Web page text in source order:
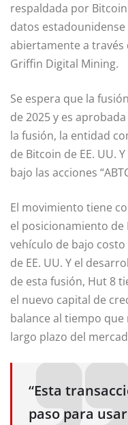
respaldada por
datos
abiertamente a través
Griffin Digital Mining.
Se espera que la
de 2025 y es
la fusión, la entidad
de Bitcoin de EE. UU.
bajo las acciones
El movimiento tiene
el posicionamiento de
vehículo de bajo
de EE. UU. Y el
de esta fusión, Hut 8
el nuevo capital de
balance al tiempo
largo plazo del
“Esta
paso para